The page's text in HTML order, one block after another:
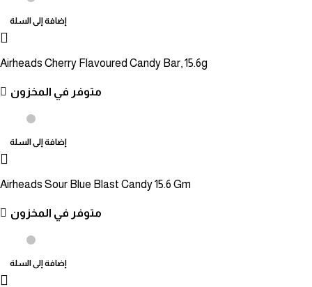
إضافة إلى السلة
Airheads Cherry Flavoured Candy Bar, 15.6g
متوفر في المخزون
إضافة إلى السلة
Airheads Sour Blue Blast Candy 15.6 Gm
متوفر في المخزون
إضافة إلى السلة